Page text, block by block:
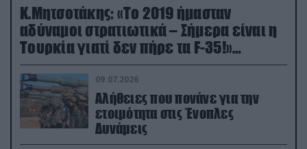
Κ.Μητσοτάκης: «Το 2019 ήμασταν
αδύναμοι στρατιωτικά – Σήμερα είναι η
Τουρκία γιατί δεν πήρε τα F-35!»
(βίντεο)
09.07.2026
Αλήθειες που πονάνε για την
ετοιμότητα στις Ένοπλες
Δυνάμεις